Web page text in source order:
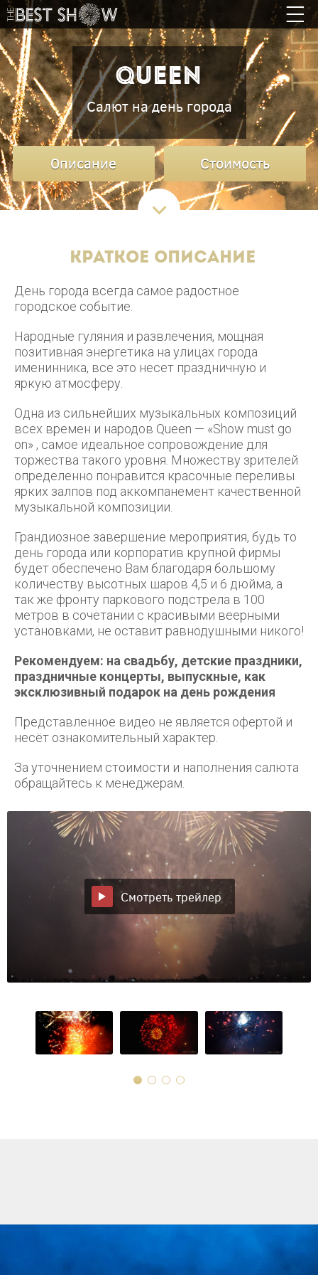
Queen
Салют на день города
Описание Стоимость
Краткое описание
День города всегда самое радостное
городское событие.
Народные гуляния и развлечения, мощная
позитивная энергетика на улицах города
именинника, все это несет праздничную и
яркую атмосферу.
Одна из сильнейших музыкальных композиций
всех времен и народов Queen — «Show must go
on» , самое идеальное сопровождение для
торжества такого уровня. Множеству зрителей
определенно понравится красочные переливы
ярких залпов под аккомпанемент качественной
музыкальной композиции.
Грандиозное завершение мероприятия, будь то
день города или корпоратив крупной фирмы
будет обеспечено Вам благодаря большому
количеству высотных шаров 4,5 и 6 дюйма, а
так же фронту паркового подстрела в 100
метров в сочетании с красивыми веерными
установками, не оставит равнодушными никого!
Рекомендуем: на свадьбу, детские праздники,
праздничные концерты, выпускные, как
эксклюзивный подарок на день рождения
Представленное видео не является офертой и
несёт ознакомительный характер.
За уточнением стоимости и наполнения салюта
обращайтесь к менеджерам.
Смотреть трейлер